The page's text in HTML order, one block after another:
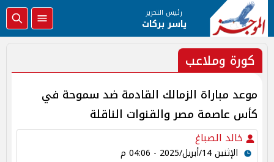
رئيس التحرير
ياسر بركات
كورة وملاعب
موعد مباراة الزمالك القادمة ضد سموحة في
كأس عاصمة مصر والقنوات الناقلة
خالد الصباغ
الإثنين 14/أبريل/2025 - 04:06 م